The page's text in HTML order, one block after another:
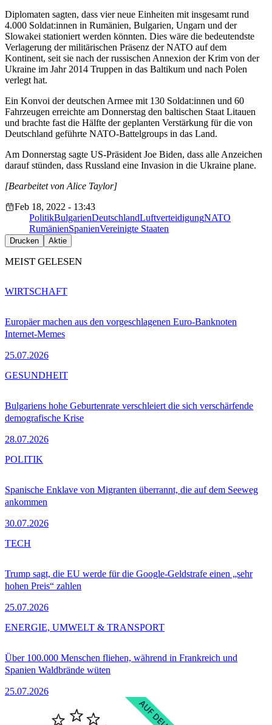
Diplomaten sagten, dass vier neue Einheiten mit insgesamt rund
4.000 Soldat:innen in Rumänien, Bulgarien, Ungarn und der
Slowakei stationiert werden könnten. Dies wäre die bedeutendste
Verlagerung der militärischen Präsenz der NATO auf dem
Kontinent, seit sie nach der russischen Annexion der Krim von der
Ukraine im Jahr 2014 Truppen in das Baltikum und nach Polen
verlegt hat.
Ein Konvoi der deutschen Armee mit 130 Soldat:innen und 60
Fahrzeugen erreichte am Donnerstag den baltischen Staat Litauen
und brachte fast die Hälfte der geplanten Verstärkung für die von
Deutschland geführte NATO-Battelgroups in das Land.
Am Donnerstag sagte US-Präsident Joe Biden, dass alle Anzeichen
darauf stünden, dass Russland eine Invasion in die Ukraine plane.
[Bearbeitet von Alice Taylor]
Feb 18, 2022 - 13:43
PolitikBulgarienDeutschlandLuftverteidigungNATO
RumänienSpanienVereinigte Staaten
Drucken Aktie
MEIST GELESEN
Europäer machen aus den vorgeschlagenen Euro-Banknoten
Internet-Memes
25.07.2026
WIRTSCHAFT
Bulgariens hohe Geburtenrate verschleiert die sich verschärfende
demografische Krise
28.07.2026
GESUNDHEIT
Spanische Enklave von Migranten überrannt, die auf dem Seeweg
ankommen
30.07.2026
POLITIK
Trump sagt, die EU werde für die Google-Geldstrafe einen „sehr
hohen Preis“ zahlen
25.07.2026
TECH
Über 100.000 Menschen fliehen, während in Frankreich und
Spanien Waldbrände wüten
25.07.2026
ENERGIE, UMWELT & TRANSPORT